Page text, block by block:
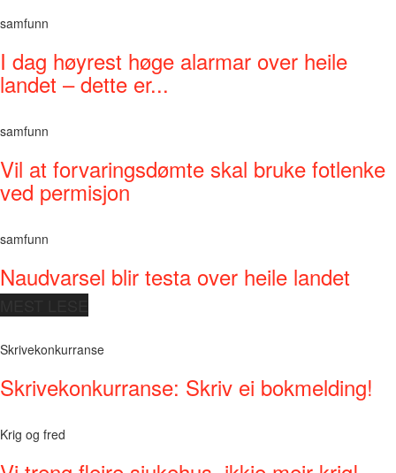
samfunn
I dag høyrest høge alarmar over heile
landet – dette er...
samfunn
Vil at forvaringsdømte skal bruke fotlenke
ved permisjon
samfunn
Naudvarsel blir testa over heile landet
Skrivekonkurranse
Skrivekonkurranse: Skriv ei bokmelding!
Krig og fred